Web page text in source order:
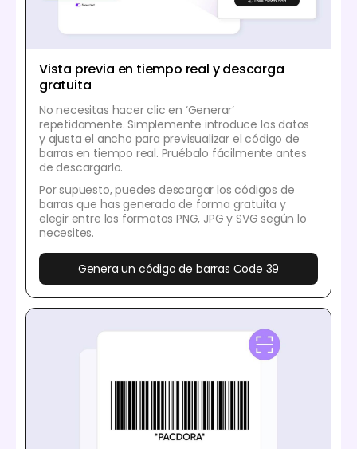
Vista previa en tiempo real y descarga
gratuita
No necesitas hacer clic en ‘Generar’
repetidamente. Simplemente introduce los datos
y ajusta el ancho para previsualizar el código de
barras en tiempo real. Pruébalo fácilmente antes
de descargarlo.
Por supuesto, puedes descargar los códigos de
barras que has generado de forma gratuita y
elegir entre los formatos PNG, JPG y SVG según lo
necesites.
Genera un código de barras Code 39